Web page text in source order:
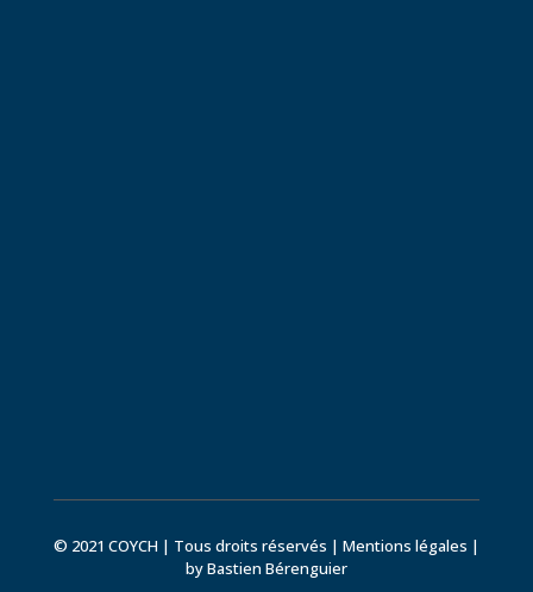
© 2021 COYCH | Tous droits réservés | Mentions légales |
by Bastien Bérenguier